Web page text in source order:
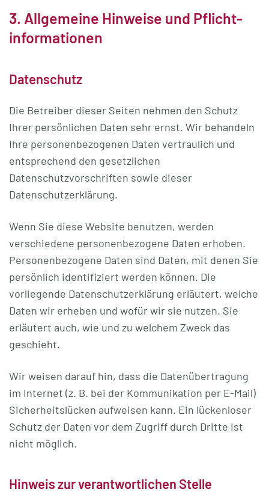
3. Allgemeine Hinweise und Pflicht­
informationen
Datenschutz
Die Betreiber dieser Seiten nehmen den Schutz
Ihrer persönlichen Daten sehr ernst. Wir behandeln
Ihre personenbezogenen Daten vertraulich und
entsprechend den gesetzlichen
Datenschutzvorschriften sowie dieser
Datenschutzerklärung.
Wenn Sie diese Website benutzen, werden
verschiedene personenbezogene Daten erhoben.
Personenbezogene Daten sind Daten, mit denen Sie
persönlich identifiziert werden können. Die
vorliegende Datenschutzerklärung erläutert, welche
Daten wir erheben und wofür wir sie nutzen. Sie
erläutert auch, wie und zu welchem Zweck das
geschieht.
Wir weisen darauf hin, dass die Datenübertragung
im Internet (z. B. bei der Kommunikation per E-Mail)
Sicherheitslücken aufweisen kann. Ein lückenloser
Schutz der Daten vor dem Zugriff durch Dritte ist
nicht möglich.
Hinweis zur verantwortlichen Stelle